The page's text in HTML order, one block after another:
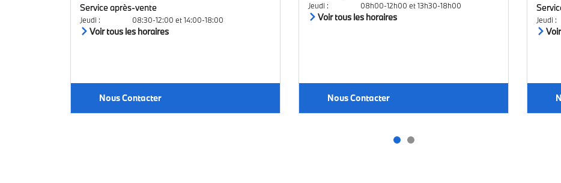
Service après-vente
Jeudi : 08:30-12:00 et 14:00-18:00
Voir tous les horaires
Nous Contacter
Jeudi : 08h00-12h00 et 13h30-18h00
Voir tous les horaires
Nous Contacter
Jeudi :